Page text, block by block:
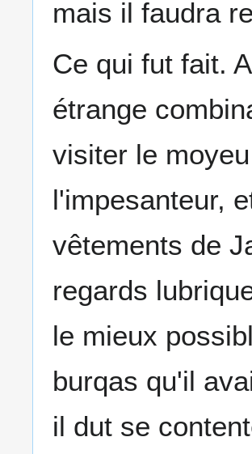
mais il faudra
Ce qui fut fait.
étrange
visiter le
l'impesanteur,
vêtements de
regards
le mieux
burqas qu'il
il dut se